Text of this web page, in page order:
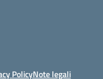
PolicyNote legali